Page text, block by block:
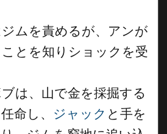
ムを責めるが、アンが
とを知りショックを受
は、山で金を採掘する
命し、 ジャック と手を